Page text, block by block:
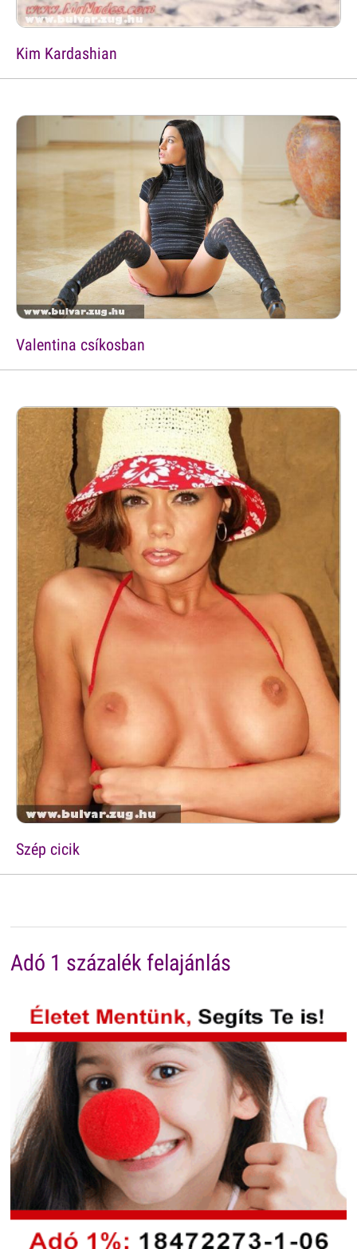
Kim Kardashian
Valentina csíkosban
Szép cicik
Adó 1 százalék felajánlás